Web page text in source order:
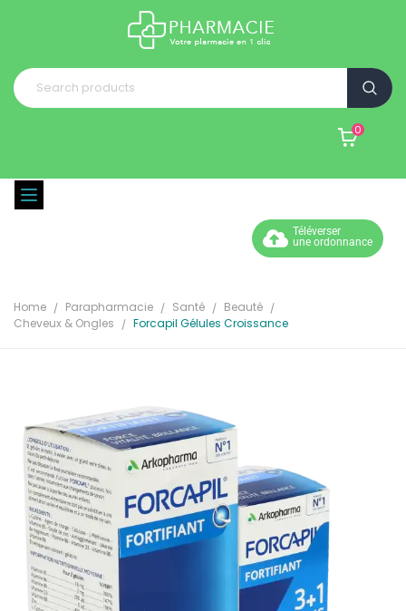
0
Téléverser
une ordonnance
Home Parapharmacie Santé
Beauté
Cheveux & Ongles
Forcapil Gélules Croissance